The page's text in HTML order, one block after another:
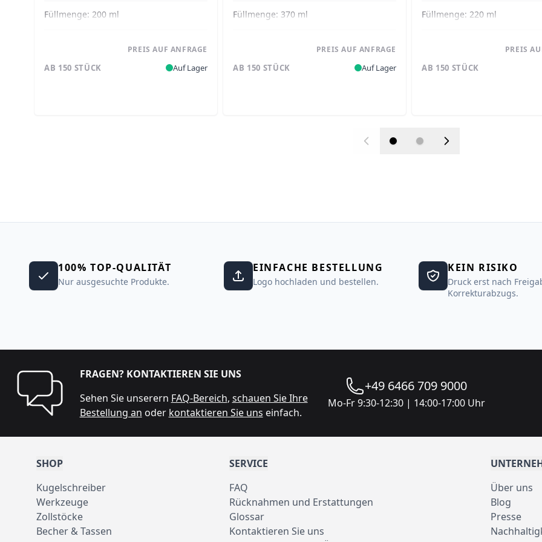
Füllmenge: 200 ml
PREIS AUF ANFRAGE
AB 150 STÜCK Auf Lager
Füllmenge: 370 ml
PREIS AUF ANFRAGE
AB 150 STÜCK Auf Lager
Füllmenge: 220 ml
PREIS
AB 150 STÜCK
100% TOP-QUALITÄT
Nur ausgesuchte Produkte.
EINFACHE BESTELLUNG
Logo hochladen und bestellen.
KEIN RISIKO
Druck erst nach
Korrekturabzugs.
FRAGEN? KONTAKTIEREN SIE UNS
Sehen Sie unserern FAQ-Bereich, schauen Sie Ihre
Bestellung an oder kontaktieren Sie uns einfach.
+49 6466 709 9000
Mo-Fr 9:30-12:30 | 14:00-17:00 Uhr
SHOP
Kugelschreiber
Werkzeuge
Zollstöcke
Becher & Tassen
SERVICE
FAQ
Rücknahmen und Erstattungen
Glossar
Kontaktieren Sie uns
Über uns
Blog
Presse